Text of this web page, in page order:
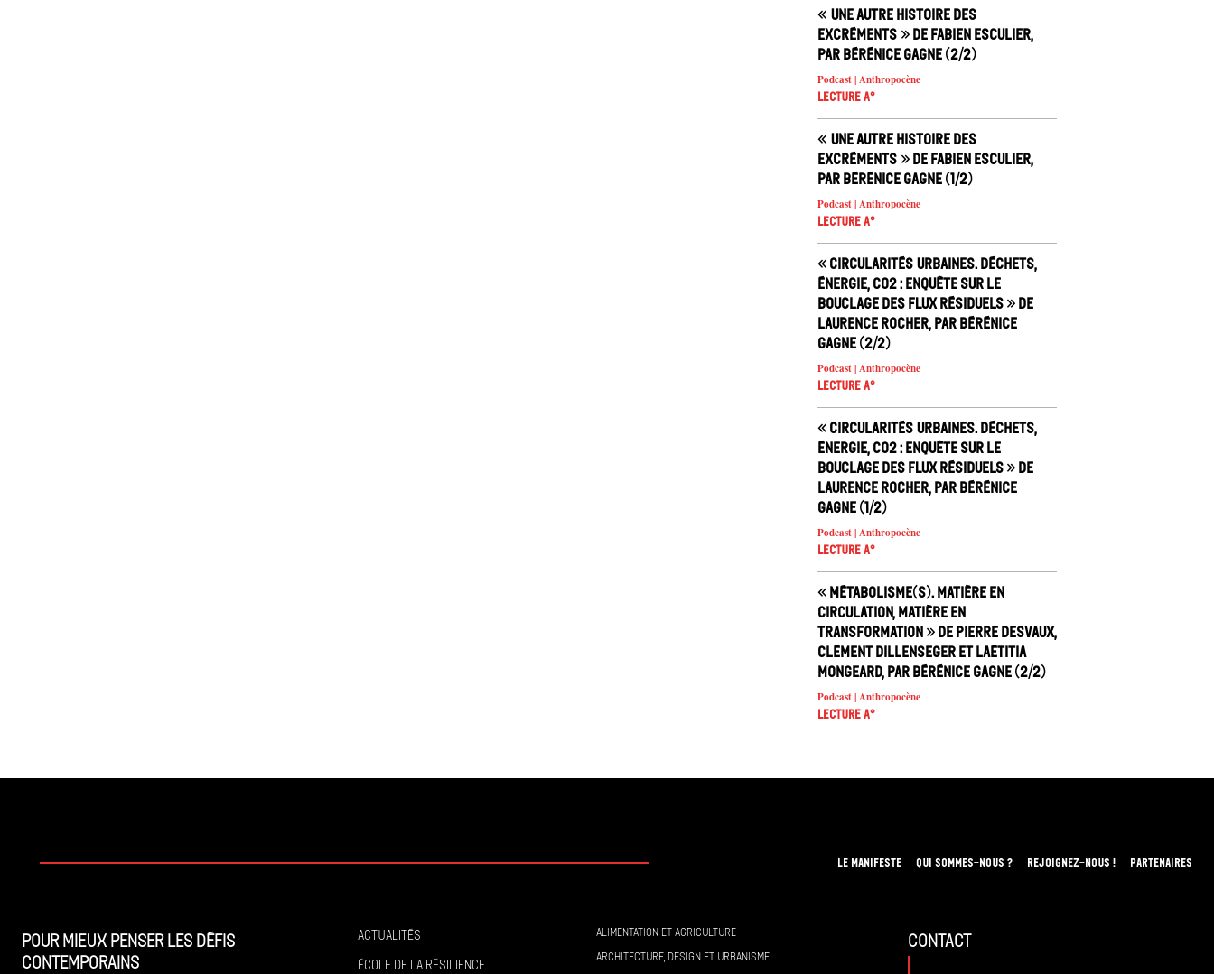
« Une autre histoire des
excréments » de Fabien Esculier,
par Bérénice Gagne (2/2)
Podcast | Anthropocène
Lecture A°
« Une autre histoire des
excréments » de Fabien Esculier,
par Bérénice Gagne (1/2)
Podcast | Anthropocène
Lecture A°
« Circularités urbaines. Déchets,
énergie, CO2 : enquête sur le
bouclage des flux résiduels » de
Laurence Rocher, par Bérénice
Gagne (2/2)
Podcast | Anthropocène
Lecture A°
« Circularités urbaines. Déchets,
énergie, CO2 : enquête sur le
bouclage des flux résiduels » de
Laurence Rocher, par Bérénice
Gagne (1/2)
Podcast | Anthropocène
Lecture A°
« Métabolisme(s). Matière en
circulation, matière en
transformation » de Pierre Desvaux,
Clément Dillenseger et Laëtitia
Mongeard, par Bérénice Gagne (2/2)
Podcast | Anthropocène
Lecture A°
LE MANIFESTE QUI SOMMES-NOUS ? REJOIGNEZ-NOUS ! PARTENAIRES
Pour mieux penser les défis
contemporains
Actualités
École de la résilience
ALIMENTATION ET AGRICULTURE
ARCHITECTURE, DESIGN ET URBANISME
contact